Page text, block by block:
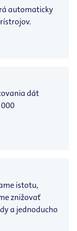
automaticky
dát
istotu,
znižovať
a jednoducho